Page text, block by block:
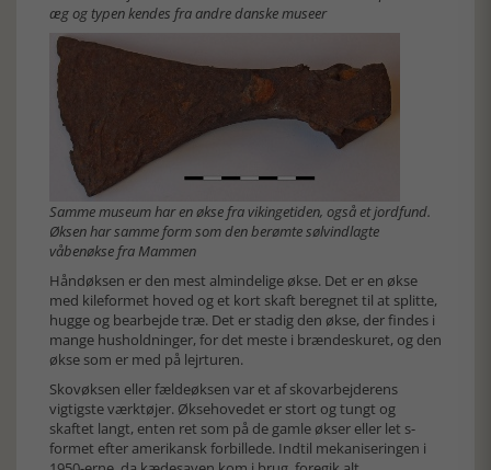
æg og typen kendes fra andre danske museer
Samme museum har en økse fra vikingetiden, også et jordfund.
Øksen har samme form som den berømte sølvindlagte
våbenøkse fra Mammen
Håndøksen er den mest almindelige økse. Det er en økse
med kileformet hoved og et kort skaft beregnet til at splitte,
hugge og bearbejde træ. Det er stadig den økse, der findes i
mange husholdninger, for det meste i brændeskuret, og den
økse som er med på lejrturen.
Skovøksen eller fældeøksen var et af skovarbejderens
vigtigste værktøjer. Øksehovedet er stort og tungt og
skaftet langt, enten ret som på de gamle økser eller let s-
formet efter amerikansk forbillede. Indtil mekaniseringen i